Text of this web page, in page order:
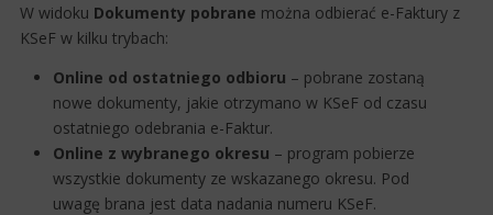
W widoku Dokumenty pobrane można odbierać e-Faktury z
KSeF w kilku trybach:
Online od ostatniego odbioru – pobrane zostaną
nowe dokumenty, jakie otrzymano w KSeF od czasu
ostatniego odebrania e-Faktur.
Online z wybranego okresu – program pobierze
wszystkie dokumenty ze wskazanego okresu. Pod
uwagę brana jest data nadania numeru KSeF.